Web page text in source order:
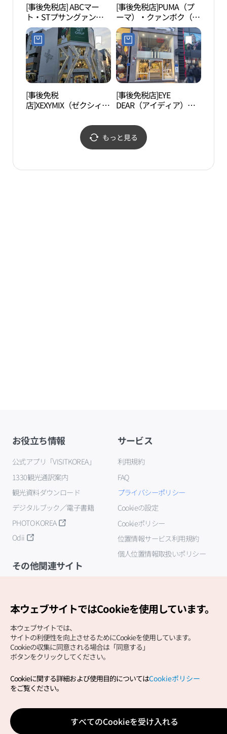
[事後免税店] ABCマー
ト・STプサングァンボ
ク（釜山光復）店(ABC마
트 ST 부산광복점)
[事後免税店]PUMA（プ
ーマ）・クァンボク（光
復）店(푸마 스포츠 광복
점)
[事後免税
店]XEXYMIX（ゼクシィミ
ア・プサングァンボク
（釜山光復）店(젝시믹
스 핏스토어 부산광복점)
[事後免税店]EYE
DEAR（アイディア）眼
（釜山光復）店(아이디
어 안경원 부산 광복점)
もっと見る
お役立ち情報
公式アプリ「VISITKOREA」
1330観光通訳案内
観光資料ダウンロード
デジタルブック／電子書籍
PHOTO KOREA
Odii
サービス
利用規約
FAQ
プライバシーポリシー
Cookieの設定
Cookieポリシー
位置情報サービス利用規約
個人位置情報取扱いポリシー
その他関連サイト
Copyright (c) Korea Tourism Organization All Rights
サイトエラー報告公式メール
japanese@knto.or.kr
本ウェブサイトではCookieを使用しています。
本ウェブサイトでは、
サイトの利便性を向上させるためにCookieを使用しています。
Cookieの収集に同意される場合は「同意する」
ボタンをクリックしてください。
Cookieに関する詳細および使用目的についてはCookieポリシー
をご覧ください。
すべてのCookieを受け入れる